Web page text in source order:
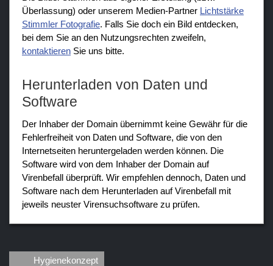
Überlassung) oder unserem Medien-Partner Lichtstärke
Stimmler Fotografie. Falls Sie doch ein Bild entdecken,
bei dem Sie an den Nutzungsrechten zweifeln,
kontaktierenSie uns bitte.
Herunterladen von Daten und
Software
Der Inhaber der Domain übernimmt keine Gewähr für die
Fehlerfreiheit von Daten und Software, die von den
Internetseiten heruntergeladen werden können. Die
Software wird von dem Inhaber der Domain auf
Virenbefall überprüft. Wir empfehlen dennoch, Daten und
Software nach dem Herunterladen auf Virenbefall mit
jeweils neuster Virensuchsoftware zu prüfen.
Hygienekonzept